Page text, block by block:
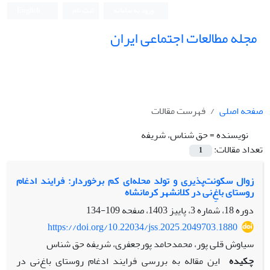
مجله مطالعات اجتماعی ایران
صفحه اصلی
فهرست مقالات
نویسنده =حق شناس، شریفه
تعداد مقالات:
1
زوال سکونت‌پذیری و تولد محله‌ای کم برخوردار: فرایند ادغام
روستای باغِ‌نی در کلانشهر کرمانشاه
دوره 18، شماره 3، پاییز 1403، صفحه
109-134
https://doi.org/10.22034/jss.2025.2049703.1880
سیاوش قلی پور، محمدحامد پورجعفری، شریفه حق شناس
چکیده این مقاله به بررسی فرایند ادغام روستای باغ‌نی در